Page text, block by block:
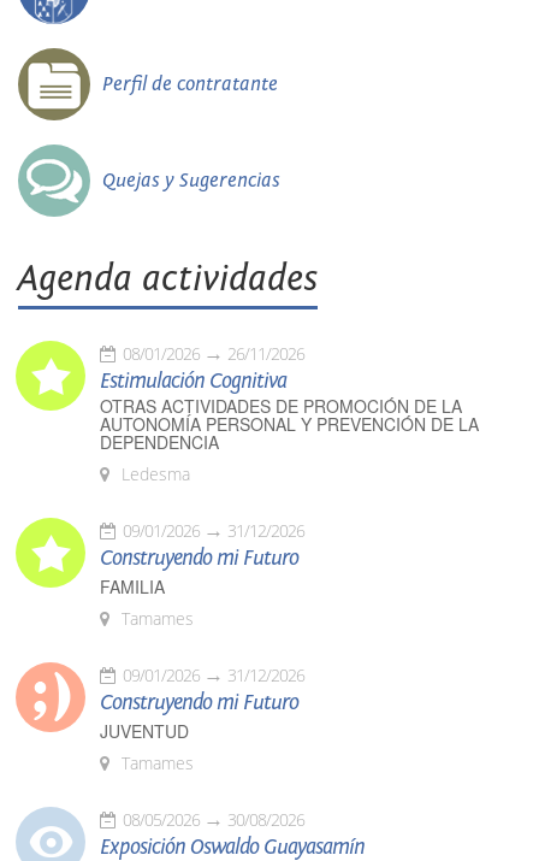
Perfil de contratante
Quejas y Sugerencias
Agenda actividades
08/01/2026 26/11/2026
Estimulación Cognitiva
OTRAS ACTIVIDADES DE PROMOCIÓN DE LA
AUTONOMÍA PERSONAL Y PREVENCIÓN DE LA
DEPENDENCIA
Ledesma
09/01/2026 31/12/2026
Construyendo mi Futuro
FAMILIA
Tamames
09/01/2026 31/12/2026
Construyendo mi Futuro
JUVENTUD
Tamames
08/05/2026 30/08/2026
Exposición Oswaldo Guayasamín